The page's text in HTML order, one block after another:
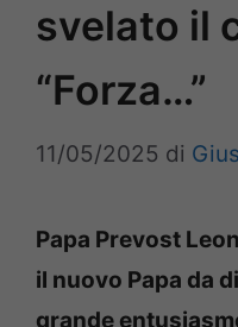
svelato il
“Forza…”
11/05/2025 di
Papa Prevost
il nuovo Papa da
grande